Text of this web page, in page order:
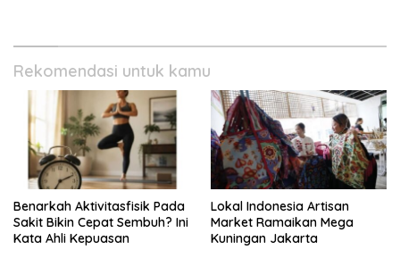
Rekomendasi untuk kamu
Benarkah Aktivitasfisik Pada
Sakit Bikin Cepat Sembuh? Ini
Kata Ahli Kepuasan
Lokal Indonesia Artisan
Market Ramaikan Mega
Kuningan Jakarta